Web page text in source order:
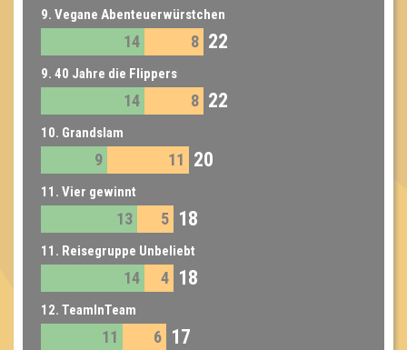
9. Vegane Abenteuerwürstchen
14 8 22
9. 40 Jahre die Flippers
14 8 22
10. Grandslam
9 11 20
11. Vier gewinnt
13 5 18
11. Reisegruppe Unbeliebt
14 4 18
12. TeamInTeam
11 6 17